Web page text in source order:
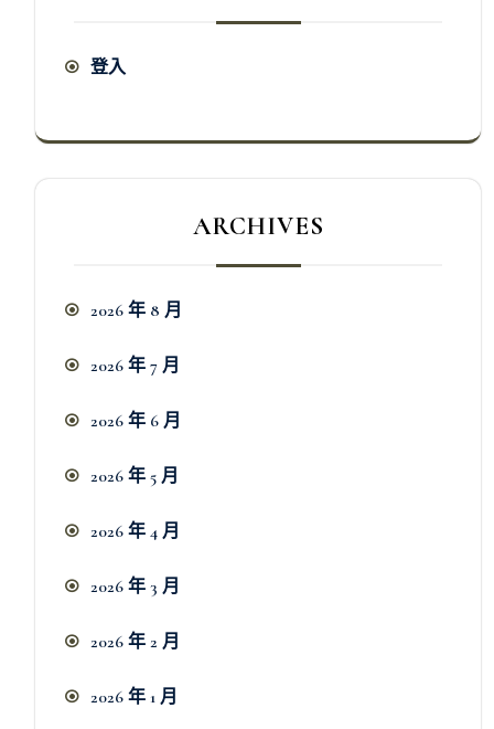
登入
ARCHIVES
2026 年 8 月
2026 年 7 月
2026 年 6 月
2026 年 5 月
2026 年 4 月
2026 年 3 月
2026 年 2 月
2026 年 1 月